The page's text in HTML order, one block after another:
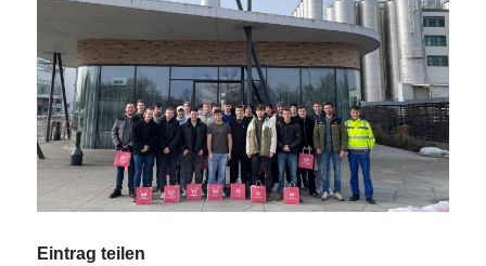
Eintrag teilen